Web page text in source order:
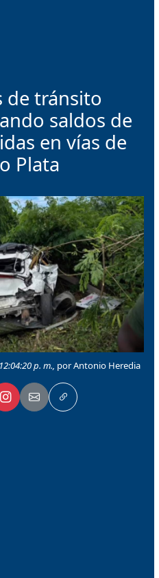
de tránsito
saldos de
en vías de
Plata
p. m., por Antonio Heredia